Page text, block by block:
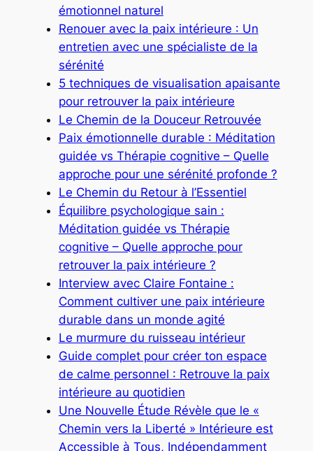
émotionnel naturel
Renouer avec la paix intérieure : Un
entretien avec une spécialiste de la
sérénité
5 techniques de visualisation apaisante
pour retrouver la paix intérieure
Le Chemin de la Douceur Retrouvée
Paix émotionnelle durable : Méditation
guidée vs Thérapie cognitive – Quelle
approche pour une sérénité profonde ?
Le Chemin du Retour à l’Essentiel
Équilibre psychologique sain :
Méditation guidée vs Thérapie
cognitive – Quelle approche pour
retrouver la paix intérieure ?
Interview avec Claire Fontaine :
Comment cultiver une paix intérieure
durable dans un monde agité
Le murmure du ruisseau intérieur
Guide complet pour créer ton espace
de calme personnel : Retrouve la paix
intérieure au quotidien
Une Nouvelle Étude Révèle que le «
Chemin vers la Liberté » Intérieure est
Accessible à Tous, Indépendamment